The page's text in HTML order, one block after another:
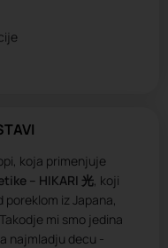
koja primenjuje
– HIKARI 光, koji
iz Japana,
mi smo jedina
najmladju decu -